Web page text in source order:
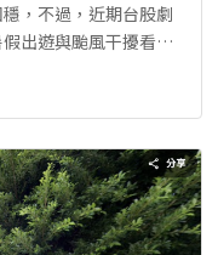
，不過，近期台股劇
出遊與颱風干擾看屋
僅呈現微幅增長。